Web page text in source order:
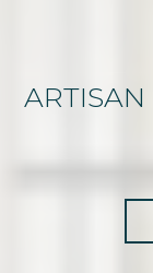
ARTISAN